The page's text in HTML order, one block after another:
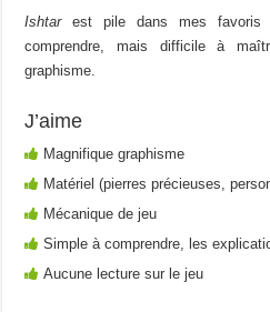
Ishtarest pile dans mes
comprendre, mais difficile à
graphisme.
J’aime
Magnifique graphisme
Matériel (pierres précieuses,
Mécanique de jeu
Simple à comprendre, les
Aucune lecture sur le jeu